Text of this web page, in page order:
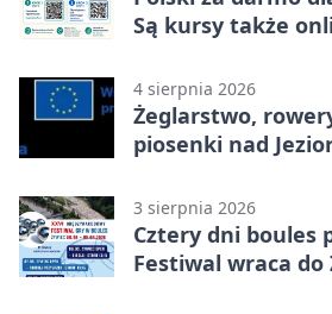
Są kursy także
4 sierpnia 2026
Żeglarstwo,
piosenki nad
3 sierpnia 2026
Cztery dni boules
Festiwal wraca do